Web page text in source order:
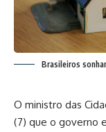
Brasileiros
O ministro das
(7) que o governo